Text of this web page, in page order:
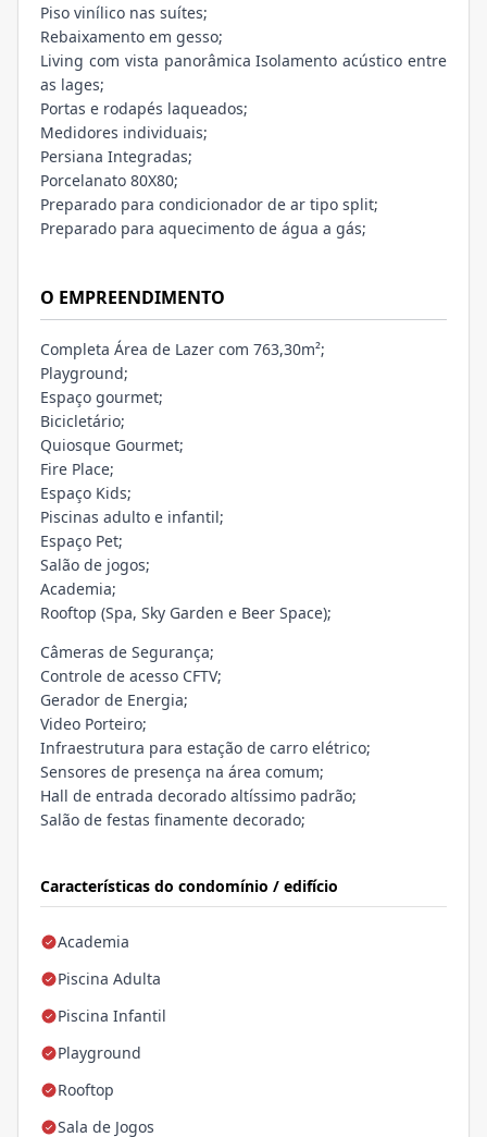
Características do condomínio / edifício
Academia
Piscina Adulta
Piscina Infantil
Playground
Rooftop
Sala de Jogos
Piso vinílico nas suítes;
Rebaixamento em gesso;
Living com vista panorâmica Isolamento acústico entre
as lages;
Portas e rodapés laqueados;
Medidores individuais;
Persiana Integradas;
Porcelanato 80X80;
Preparado para condicionador de ar tipo split;
Preparado para aquecimento de água a gás;
O EMPREENDIMENTO
Completa Área de Lazer com 763,30m²;
Playground;
Espaço gourmet;
Bicicletário;
Quiosque Gourmet;
Fire Place;
Espaço Kids;
Piscinas adulto e infantil;
Espaço Pet;
Salão de jogos;
Academia;
Rooftop (Spa, Sky Garden e Beer Space);
Câmeras de Segurança;
Controle de acesso CFTV;
Gerador de Energia;
Video Porteiro;
Infraestrutura para estação de carro elétrico;
Sensores de presença na área comum;
Hall de entrada decorado altíssimo padrão;
Salão de festas finamente decorado;